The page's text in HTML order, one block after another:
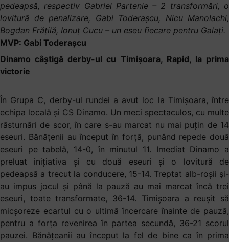
pedeapsă, respectiv Gabriel Partenie – 2 transformări, o
lovitură de penalizare, Gabi Toderașcu, Nicu Manolachi,
Bogdan Frățilă, Ionuț Cucu – un eseu fiecare pentru Galați.
MVP: Gabi Toderașcu
Dinamo câștigă derby-ul cu Timișoara, Rapid, la prima
victorie
În Grupa C, derby-ul rundei a avut loc la Timișoara, între
echipa locală și CS Dinamo. Un meci spectaculos, cu multe
răsturnări de scor, în care s-au marcat nu mai puțin de 14
eseuri. Bănățenii au început în forță, punând repede două
eseuri pe tabelă, 14-0, în minutul 11. Imediat Dinamo a
preluat inițiativa și cu două eseuri și o lovitură de
pedeapsă a trecut la conducere, 15-14. Treptat alb-roșii și-
au impus jocul și până la pauză au mai marcat încă trei
eseuri, toate transformate, 36-14. Timișoara a reușit să
micșoreze ecartul cu o ultimă încercare înainte de pauză,
pentru a forța revenirea în partea secundă, 36-21 scorul
pauzei. Bănățeanii au început la fel de bine ca în prima